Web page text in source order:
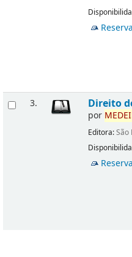
Disponibilida
3. Direito
por MEDE
Editora:São
Disponibilida